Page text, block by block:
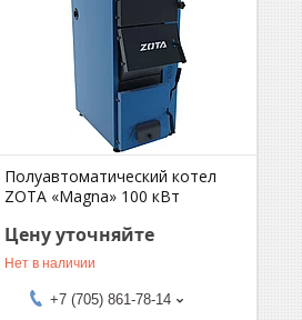
Полуавтоматический котел
ZOTA «Magna» 100 кВт
Цену уточняйте
Нет в наличии
+7 (705) 861-78-14